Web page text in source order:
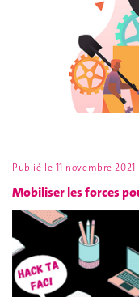
Publié le 11 novembre 2021
Mobiliser les forces